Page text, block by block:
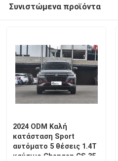
Συνιστώμενα προϊόντα
2024 ODM Καλή
κατάσταση Sport
αυτόματο 5 θέσεις 1.4T
καύσιμο Changan CS 35